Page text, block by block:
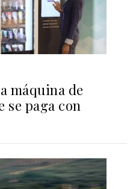
máquina de
se paga con